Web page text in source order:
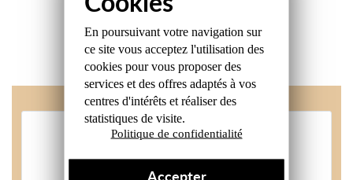
NEWSLETTER
En poursuivant votre navigation sur
ce sitevous acceptez l'utilisation des
cookiespour vous proposer des
services et des offresadaptés à vos
centres d'intérêts et réaliserdes
statistiques de visite.
Politique de confidentialité
Accepter